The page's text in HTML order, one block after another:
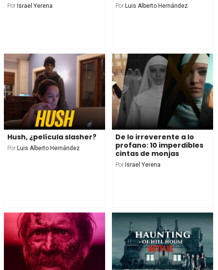
Por Israel Yerena Por Luis Alberto Hernández
Hush, ¿película slasher?
Por Luis Alberto Hernández
De lo irreverente a lo
profano: 10 imperdibles
cintas de monjas
Por Israel Yerena